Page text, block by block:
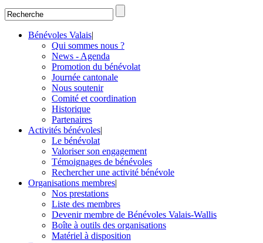
Bénévoles Valais|
Qui sommes nous ?
News - Agenda
Promotion du bénévolat
Journée cantonale
Nous soutenir
Comité et coordination
Historique
Partenaires
Activités bénévoles|
Le bénévolat
Valoriser son engagement
Témoignages de bénévoles
Rechercher une activité bénévole
Organisations membres|
Nos prestations
Liste des membres
Devenir membre de Bénévoles Valais-Wallis
Boîte à outils des organisations
Matériel à disposition